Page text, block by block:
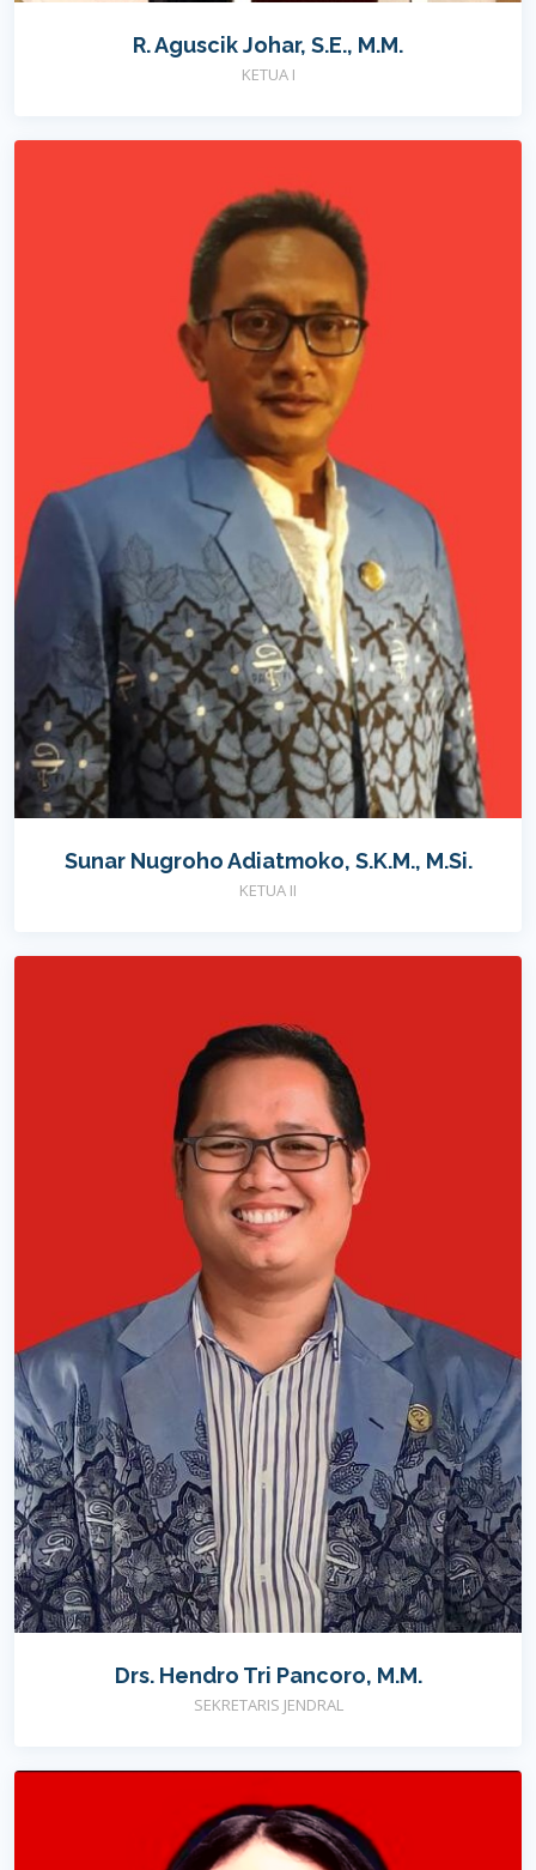
R. Aguscik Johar, S.E., M.M.
KETUA I
Sunar Nugroho Adiatmoko, S.K.M., M.Si.
KETUA II
Drs. Hendro Tri Pancoro, M.M.
SEKRETARIS JENDRAL